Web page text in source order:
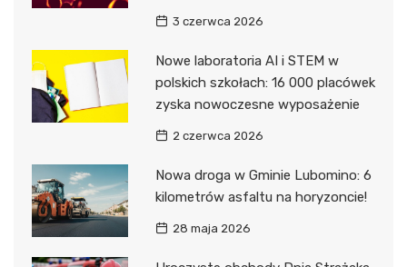
3 czerwca 2026
Nowe laboratoria AI i STEM w
polskich szkołach: 16 000 placówek
zyska nowoczesne wyposażenie
2 czerwca 2026
Nowa droga w Gminie Lubomino: 6
kilometrów asfaltu na horyzoncie!
28 maja 2026